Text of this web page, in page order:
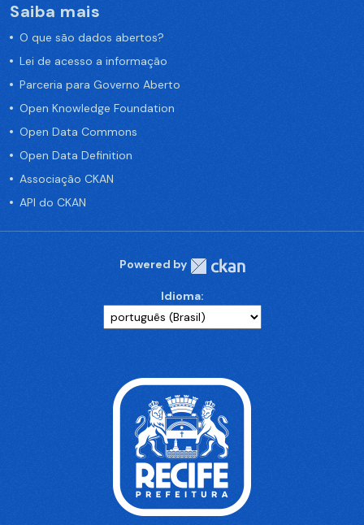
Saiba mais
O que são dados abertos?
Lei de acesso a informação
Parceria para Governo Aberto
Open Knowledge Foundation
Open Data Commons
Open Data Definition
Associação CKAN
API do CKAN
Powered by
Idioma